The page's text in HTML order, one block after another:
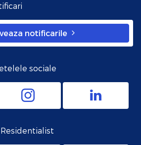
notificarile
sociale